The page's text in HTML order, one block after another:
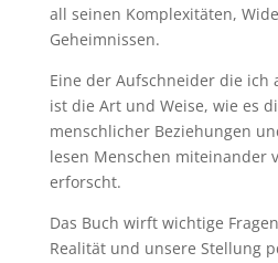
all seinen Komplexitäten,
Geheimnissen.
Eine der Aufschneider die ich
ist die Art und Weise, wie es
menschlicher Beziehungen
lesen Menschen miteinander
erforscht.
Das Buch wirft wichtige
Realität und unsere Stellung